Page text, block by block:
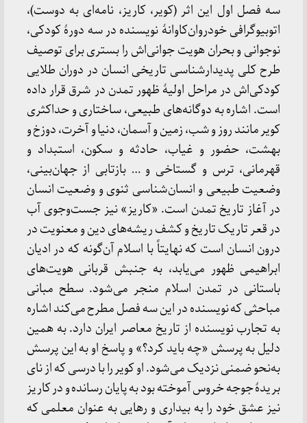
سه فصل اول این اثر (کویر، کاریز، نامه‌ای به دوست)،
اتوبیوگرافی خودروان‌کاوانهٔ نویسنده در سه دورهٔ کودکی،
نوجوانی و بحران هویت جوانی‌اش را بستری برای توصیف
طرح کلی پدیدارشناسی تاریخی انسان در دوران طلایی
کودکی‌اش در مراحل اولیهٔ ظهور تمدن در شرق قرار داده
است. اشاره به دوگانه‌های طبیعی، ساختاری و حداکثری
کویر مانند روز و شب، زمین و آسمان، دنیا و آخرت، دوزخ و
بهشت، حضور و غیاب، حادثه و سکون، استبداد و
قهرمانی، ترس و گستاخی و … بازتابی از جهان‌بینی،
وضعیت طبیعی و انسان‌شناسی ثنوی و وضعیت انسان
در آغاز تاریخ تمدن است. «کاریز» نیز جست‌وجوی آب
در قعر تاریک تاریخ و کشف ریشه‌های دین و معنویت در
درون انسان است که نهایتاً با اسلام آن‌گونه که در ادیان
ابراهیمی ظهور می‌یابد، به جنبش قربانی هویت‌های
باستانی در تمدن اسلام منجر می‌شود. سطح مبانی
مباحثی که نویسنده در این سه فصل مطرح می‌کند اشاره
به تجارب نویسنده از تاریخ معاصر ایران دارد. به همین
دلیل به پرسش «چه باید کرد؟» و پاسخ او به این پرسش
به‌نحو ضمنی نزدیک می‌شود. او کویر را با درسی که از نای
بریدهٔ جوجه خروس آموخته بود به پایان رسانده و در کاریز
نیز عشق خود را به بیداری و رهایی به عنوان معلمی که